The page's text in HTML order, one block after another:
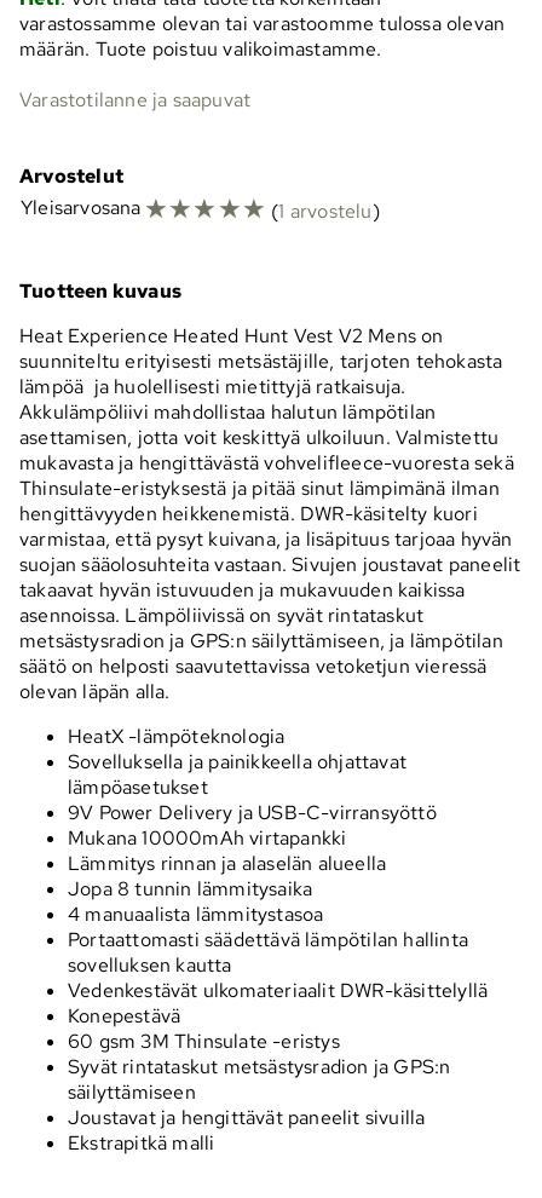
varastossamme olevan tai varastoomme tulossa olevan
määrän. Tuote poistuu valikoimastamme.
Varastotilanne ja saapuvat
Arvostelut
Yleisarvosana ☆☆☆☆☆ (1 arvostelu)
Tuotteen kuvaus
Heat Experience Heated Hunt Vest V2 Mens on
suunniteltu erityisesti metsästäjille, tarjoten tehokasta
lämpöä ja huolellisesti mietittyjä ratkaisuja.
Akkulämpöliivi mahdollistaa halutun lämpötilan
asettamisen, jotta voit keskittyä ulkoiluun. Valmistettu
mukavasta ja hengittävästä vohvelifleece-vuoresta sekä
Thinsulate-eristyksestä ja pitää sinut lämpimänä ilman
hengittävyyden heikkenemistä. DWR-käsitelty kuori
varmistaa, että pysyt kuivana, ja lisäpituus tarjoaa hyvän
suojan sääolosuhteita vastaan. Sivujen joustavat paneelit
takaavat hyvän istuvuuden ja mukavuuden kaikissa
asennoissa. Lämpöliivissä on syvät rintataskut
metsästysradion ja GPS:n säilyttämiseen, ja lämpötilan
säätö on helposti saavutettavissa vetoketjun vieressä
olevan läpän alla.
HeatX -lämpöteknologia
Sovelluksella ja painikkeella ohjattavat
lämpöasetukset
9V Power Delivery ja USB-C-virransyöttö
Mukana 10000mAh virtapankki
Lämmitys rinnan ja alaselän alueella
Jopa 8 tunnin lämmitysaika
4 manuaalista lämmitystasoa
Portaattomasti säädettävä lämpötilan hallinta
sovelluksen kautta
Vedenkestävät ulkomateriaalit DWR-käsittelyllä
Konepestävä
60 gsm 3M Thinsulate -eristys
Syvät rintataskut metsästysradion ja GPS:n
säilyttämiseen
Joustavat ja hengittävät paneelit sivuilla
Ekstrapitkä malli